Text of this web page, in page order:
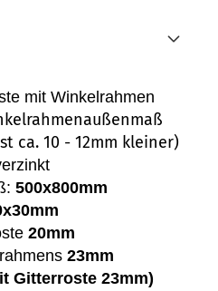
mit Winkelrahmen
ca. 10 - 12mm kleiner)
500x800mm
20mm
23mm
Gitterroste 23mm)